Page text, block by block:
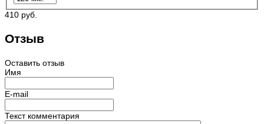
410 руб.
Отзыв
Оставить отзыв
Имя
E-mail
Текст комментария